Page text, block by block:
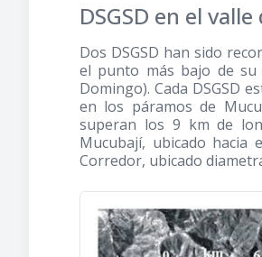
DSGSD en el
Dos DSGSD han sido
el punto más bajo de su
Domingo). Cada DSGSD
en los páramos de
superan los 9 km de
Mucubají, ubicado
Corredor, ubicado